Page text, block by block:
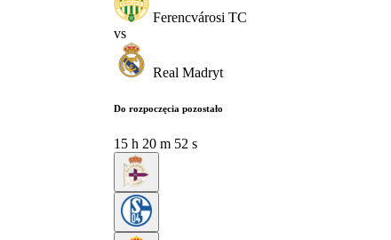
Ferencvárosi TC
vs
Real Madryt
Do rozpoczęcia pozostało
15 h 20 m 52 s